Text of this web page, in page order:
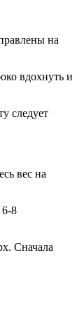
на
вдохнуть и
следует
вес на
6-8
Сначала